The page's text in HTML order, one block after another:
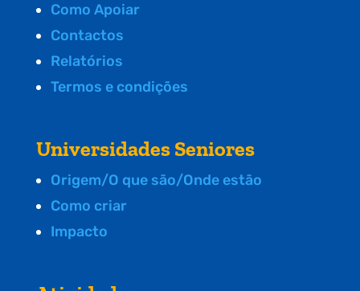
Como Apoiar
Contactos
Relatórios
Termos e condições
Universidades Seniores
Origem/O que são/Onde estão
Como criar
Impacto